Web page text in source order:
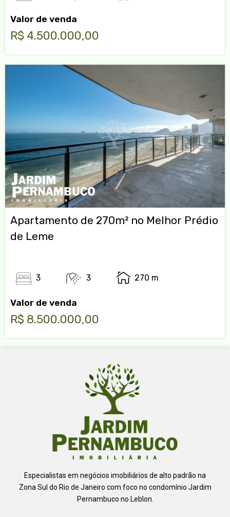
Valor de venda
R$ 4.500.000,00
Apartamento de 270m² no Melhor Prédio
de Leme
3 3 270 m
Valor de venda
R$ 8.500.000,00
Especialistas em negócios imobiliários de alto padrão na
Zona Sul do Rio de Janeiro com foco no condomínio Jardim
Pernambuco no Leblon.